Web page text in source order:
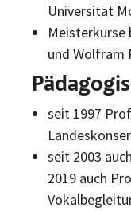
Universität
Meisterkurse
und Wolfram
seit 1997
seit 2003
2019 auch